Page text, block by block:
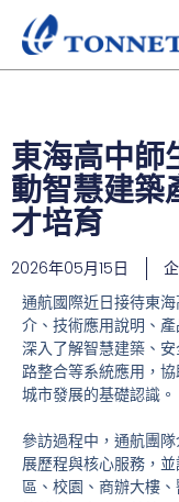
東海高中師
動智慧建築
才培育
2026年05月15日
通航國際近日接待東
介、技術應用說明、
深入了解智慧建築、
路整合等系統應用，
城市發展的基礎認識。
參訪過程中，通航團
展歷程與核心服務，
區、校園、商辦大樓